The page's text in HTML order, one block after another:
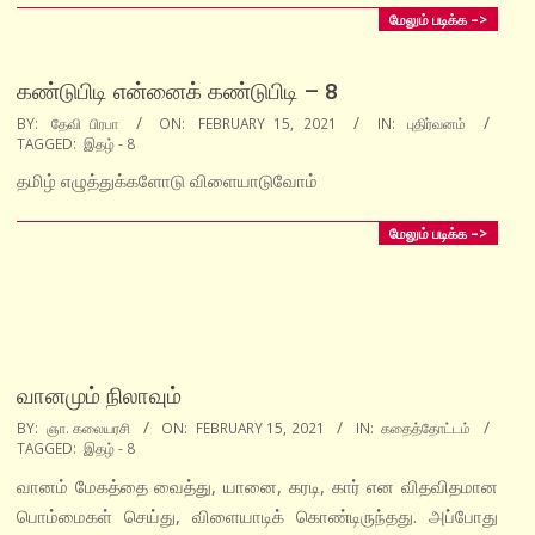
மேலும் படிக்க –>
கண்டுபிடி என்னைக் கண்டுபிடி – 8
2021-
02-
15
BY: தேவி பிரபா ON: FEBRUARY 15, 2021 IN:
புதிர்வனம்
TAGGED: இதழ் - 8
தமிழ் எழுத்துக்களோடு விளையாடுவோம்
மேலும் படிக்க –>
வானமும் நிலாவும்
2021-
02-
15
BY: ஞா. கலையரசி ON: FEBRUARY 15, 2021 IN: கதைத்தோட்டம்
TAGGED: இதழ் - 8
வானம் மேகத்தை வைத்து, யானை, கரடி, கார் என விதவிதமான
பொம்மைகள் செய்து, விளையாடிக் கொண்டிருந்தது. அப்போது